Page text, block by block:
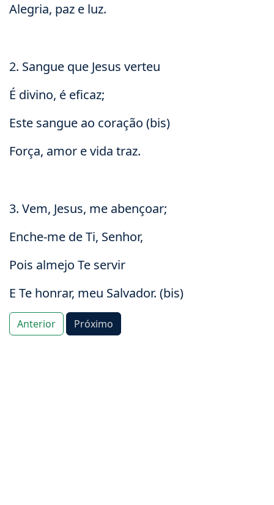
Alegria, paz e luz.
2. Sangue que Jesus verteu
É divino, é eficaz;
Este sangue ao coração (bis)
Força, amor e vida traz.
3. Vem, Jesus, me abençoar;
Enche-me de Ti, Senhor,
Pois almejo Te servir
E Te honrar, meu Salvador. (bis)
Anterior Próximo